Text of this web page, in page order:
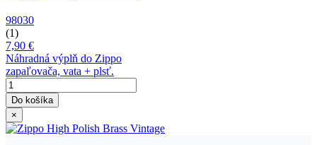
98030
(1)
7,90 €
Náhradná výplň do Zippo
zapaľovača, vata + plsť.
Do košíka
×